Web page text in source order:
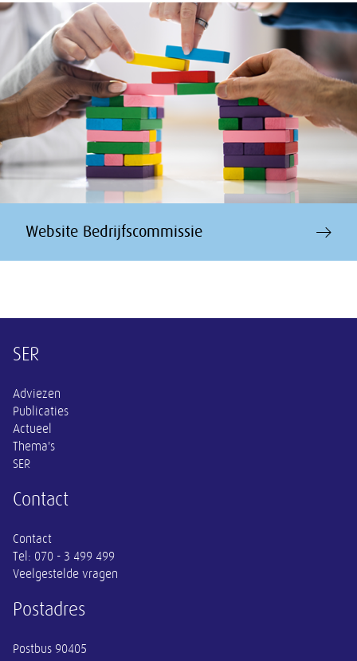
Website Bedrijfscommissie
Overige informatie
SER
Adviezen
Publicaties
Actueel
Thema's
SER
Contact
Contact
Tel: 070 - 3 499 499
Veelgestelde vragen
Postadres
Postbus 90405